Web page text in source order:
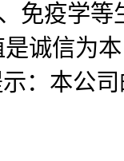
免疫学
诚信为
：本公